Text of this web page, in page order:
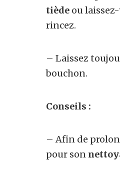
tiède ou
rincez.
– Laissez
bouchon.
Conseils :
– Afin de
pour son